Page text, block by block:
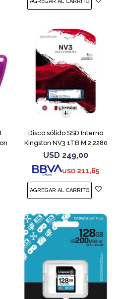
Disco sólido SSD Interno
Kingston NV3 1TB M.2 2280
NVMe PCIe
USD 249,00
USD 211,65